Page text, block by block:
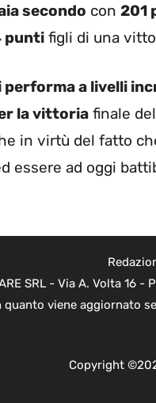
secondo con 201
punti figli di una
performa a livelli
la vittoria finale
in virtù del fatto
essere ad oggi
SRL - Via A. Volta 16 -
viene aggiornato
Copyright